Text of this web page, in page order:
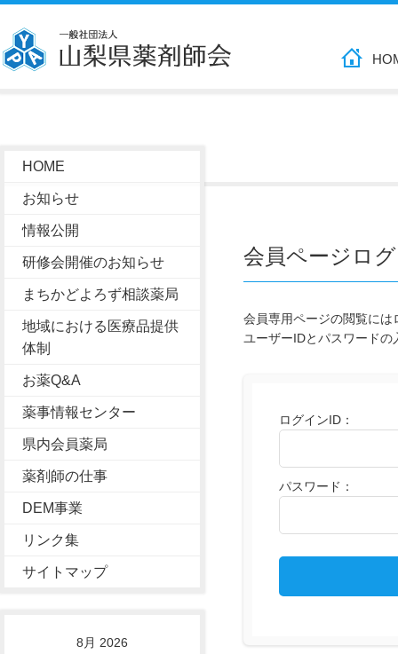
HOME
お知らせ
情報公開
研修会開催のお知らせ
まちかどよろず相談薬局
地域における医療品提供
体制
お薬Q&A
薬事情報センター
県内会員薬局
薬剤師の仕事
DEM事業
リンク集
サイトマップ
8月 2026
会員ページロ
会員専用ページの閲覧に
ユーザーIDとパスワード
ログインID：
パスワード：